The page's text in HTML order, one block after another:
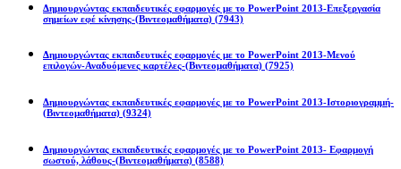
Δημιουργώντας εκπαιδευτικές εφαρμογές με το PowerPoint 2013-Επεξεργασία
σημείων εφέ κίνησης-(Βιντεομαθήματα) (7943)
Δημιουργώντας εκπαιδευτικές εφαρμογές με το PowerPoint 2013-Μενού
επιλογών-Αναδυόμενες καρτέλες-(Βιντεομαθήματα) (7925)
Δημιουργώντας εκπαιδευτικές εφαρμογές με το PowerPoint 2013-Ιστοριογραμμή-
(Βιντεομαθήματα) (9324)
Δημιουργώντας εκπαιδευτικές εφαρμογές με το PowerPoint 2013- Εφαρμογή
σωστού, λάθους-(Βιντεομαθήματα) (8588)